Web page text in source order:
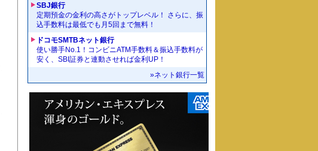
SBJ銀行
定期預金の金利の高さがトップレベル！ さらに、振
込手数料は最低でも月5回まで無料！
ドコモSMTBネット銀行
使い勝手No.1！コンビニATM手数料＆振込手数料が
安く、SBI証券と連動させれば金利UP！
»ネット銀行一覧